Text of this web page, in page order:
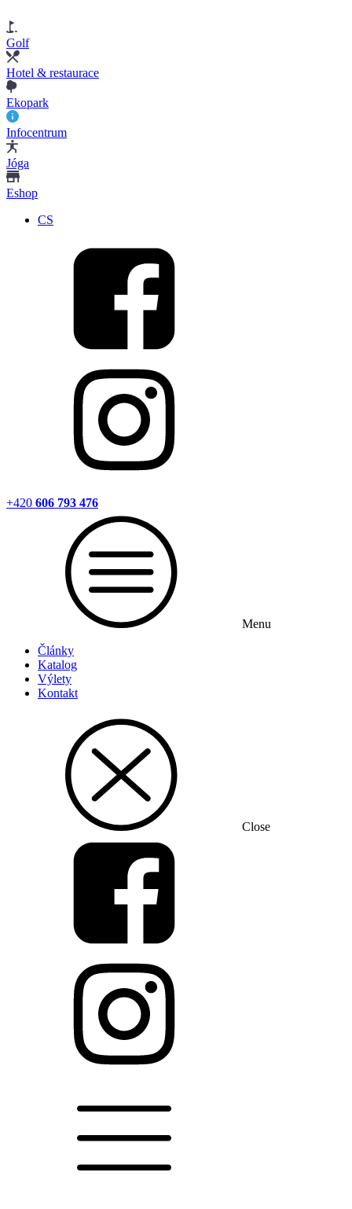
Golf
Hotel & restaurace
Ekopark
Infocentrum
Jóga
Eshop
CS
+420 606 793 476
Menu
Články
Katalog
Výlety
Kontakt
Close